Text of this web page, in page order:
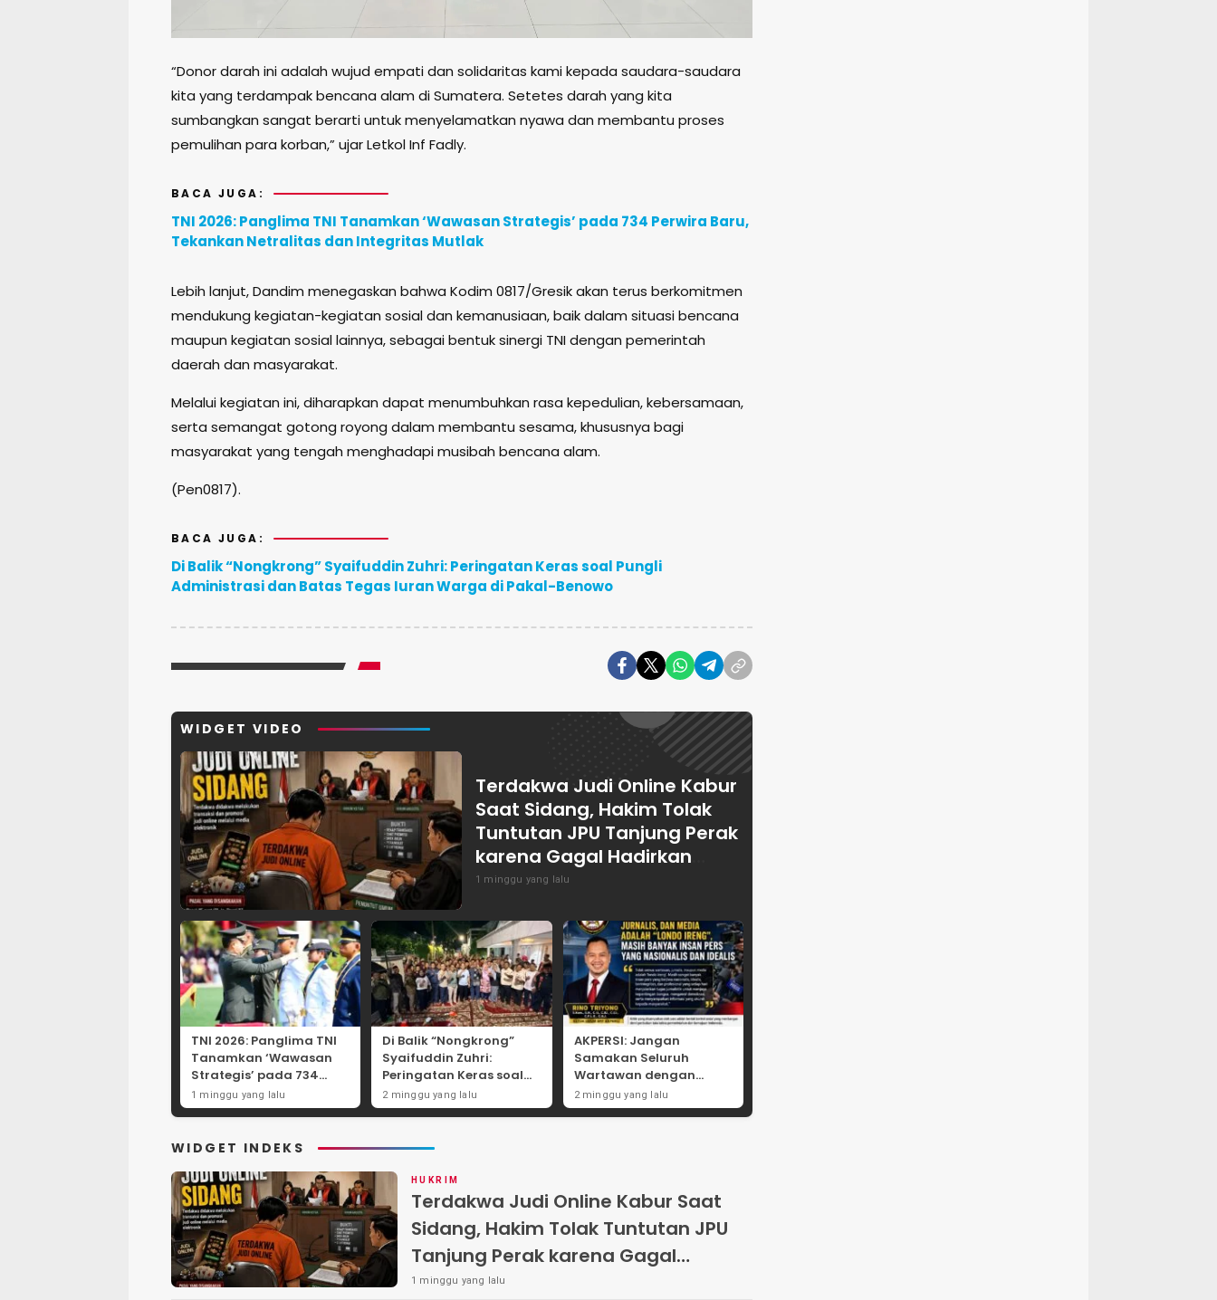
“Donor darah ini adalah wujud empati dan solidaritas kami kepada saudara-saudara
kita yang terdampak bencana alam di Sumatera. Setetes darah yang kita
sumbangkan sangat berarti untuk menyelamatkan nyawa dan membantu proses
pemulihan para korban,” ujar Letkol Inf Fadly.
BACA JUGA:
TNI 2026: Panglima TNI Tanamkan ‘Wawasan Strategis’ pada 734 Perwira Baru,
Tekankan Netralitas dan Integritas Mutlak
Lebih lanjut, Dandim menegaskan bahwa Kodim 0817/Gresik akan terus berkomitmen
mendukung kegiatan-kegiatan sosial dan kemanusiaan, baik dalam situasi bencana
maupun kegiatan sosial lainnya, sebagai bentuk sinergi TNI dengan pemerintah
daerah dan masyarakat.
Melalui kegiatan ini, diharapkan dapat menumbuhkan rasa kepedulian, kebersamaan,
serta semangat gotong royong dalam membantu sesama, khususnya bagi
masyarakat yang tengah menghadapi musibah bencana alam.
(Pen0817).
BACA JUGA:
Di Balik “Nongkrong” Syaifuddin Zuhri: Peringatan Keras soal Pungli
Administrasi dan Batas Tegas Iuran Warga di Pakal-Benowo
WIDGET VIDEO
Terdakwa Judi Online Kabur
Saat Sidang, Hakim Tolak
Tuntutan JPU Tanjung Perak
karena Gagal Hadirkan
Hartono
1 minggu yang lalu
TNI 2026: Panglima TNI
Tanamkan ‘Wawasan
Strategis’ pada 734
Perwira Baru, Tekankan
Netralitas dan
1 minggu yang lalu
Di Balik “Nongkrong”
Syaifuddin Zuhri:
Peringatan Keras soal
Pungli Administrasi dan
Batas Tegas Iuran
2 minggu yang lalu
AKPERSI: Jangan
Samakan Seluruh
Wartawan dengan
Oknum yang Melanggar
Etika Jurnalistik
2 minggu yang lalu
WIDGET INDEKS
HUKRIM
Terdakwa Judi Online Kabur Saat
Sidang, Hakim Tolak Tuntutan JPU
Tanjung Perak karena Gagal
Hadirkan Hartono
1 minggu yang lalu